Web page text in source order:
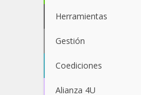
Herramientas
Gestión
Coediciones
Alianza 4U